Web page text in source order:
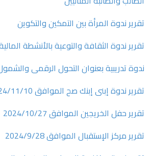
تقرير ندوة المرأة بين التمكين والتكوين
تقرير ندوة الثقافة والتوعية بالأنشطة
ندوة تدريبية بعنوان التحول الرقمى والشمول
تقرير ندوة إبنى إبنك صح الموافق 2024/11/10
تقرير حفل الخريجين الموافق 2024/10/27
تقرير مركز الإستقبال الموافق 2024/9/28